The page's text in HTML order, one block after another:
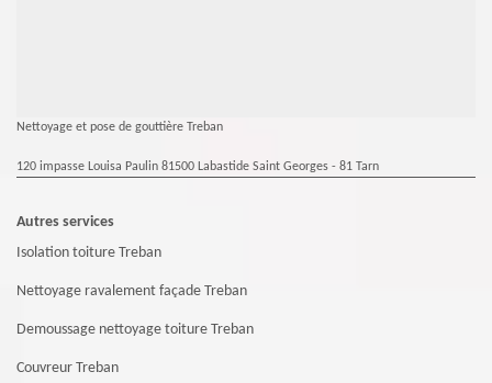
Nettoyage et pose de gouttière Treban
120 impasse Louisa Paulin 81500 Labastide Saint Georges - 81 Tarn
Autres services
Isolation toiture Treban
Nettoyage ravalement façade Treban
Demoussage nettoyage toiture Treban
Couvreur Treban